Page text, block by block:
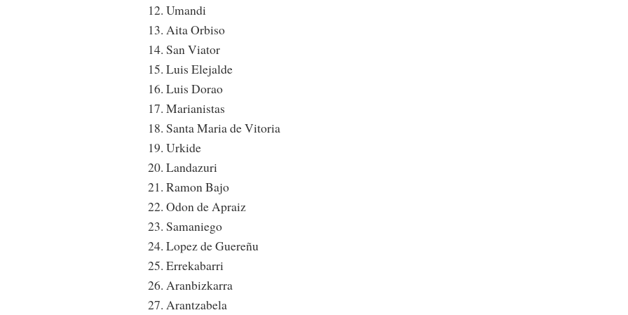
Umandi
Aita Orbiso
San Viator
Luis Elejalde
Luis Dorao
Marianistas
Santa Maria de Vitoria
Urkide
Landazuri
Ramon Bajo
Odon de Apraiz
Samaniego
Lopez de Guereñu
Errekabarri
Aranbizkarra
Arantzabela